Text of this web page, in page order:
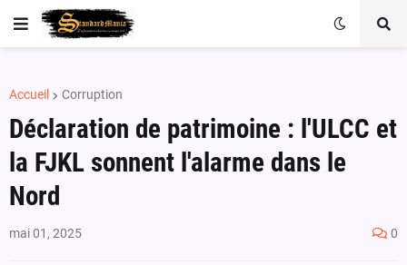
Accueil Corruption
Déclaration de patrimoine : l'ULCC et
la FJKL sonnent l'alarme dans le
Nord
mai 01, 2025 0